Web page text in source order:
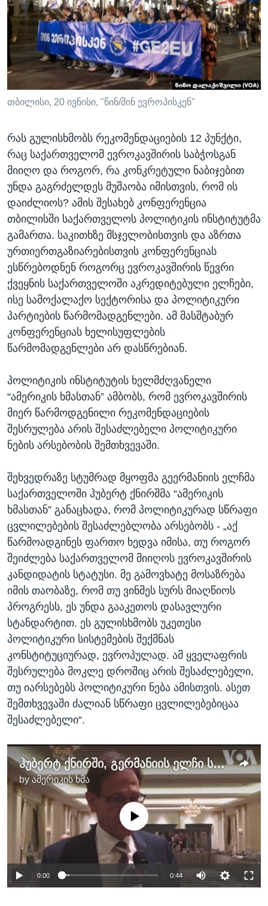
ᲡᲢᲣᲓᲘᲐ ᲕᲐᲨᲘᲜᲒᲢᲝᲜᲘ
ᲔᲙᲝᲜᲝᲛᲘᲙᲐ
ᲯᲐᲜᲛᲠᲗᲔᲚᲝᲑᲐ
ᲛᲔᲪᲜᲘᲔᲠᲔᲑᲐ
ᲘᲜᲢᲔᲠᲕᲘᲣ
ᲙᲣᲚᲢᲣᲠᲐ
ᲓᲔᲖᲘᲜᲤᲝᲠᲛᲐᲪᲘᲐ
Learning English
ᲗᲕᲐᲚᲘ ᲒᲕᲐᲓᲔᲕᲜᲔᲗ
ენები
თბილისი, 20 ივნისი, "წინ/შინ ევროპისკენ"
რას გულისხმობს რეკომენდაციების 12 პუნქტი,
რაც საქართველომ ევროკავშირის საბჭოსგან
მიიღო და როგორ, რა კონკრეტული ნაბიჯებით
უნდა გაგრძელდეს მუშაობა იმისთვის, რომ ის
დაიძლიოს? ამის შესახებ კონფერენცია
თბილისში საქართველოს პოლიტიკის ინსტიტუტმა
გამართა. საკითხზე მსჯელობისთვის და აზრთა
ურთიერთგაზიარებისთვის კონფერენციას
ესწრებოდნენ როგორც ევროკავშირის წევრი
ქვეყნის საქართველოში აკრედიტებული ელჩები,
ისე სამოქალაქო სექტორისა და პოლიტიკური
პარტიების წარმომადგენლები. ამ მასშტაბურ
კონფერენციას ხელისუფლების
წარმომადგენლები არ დასწრებიან.
პოლიტიკის ინსტიტუტის ხელმძღვანელი
“ამერიკის ხმასთან” ამბობს, რომ ევროკავშირის
მიერ წარმოდგენილი რეკომენდაციების
შესრულება არის შესაძლებელი პოლიტიკური
ნების არსებობის შემთხვევაში.
შეხვედრაზე სტუმრად მყოფმა გეერმანიის ელჩმა
საქართველოში ჰუბერტ ქნირშმა “ამერიკის
ხმასთან” განაცხადა, რომ პოლიტიკურად სწრაფი
ცვლილებების შესაძლებლობა არსებობს - „აქ
წარმოადგინეს ფართო ხედვა იმისა, თუ როგორ
შეიძლება საქართველომ მიიღოს ევროკავშირის
კანდიდატის სტატუსი. მე გამოვხატე მოსაზრება
იმის თაობაზე, რომ თუ ვინმეს სურს მიაღწიოს
პროგრესს, ეს უნდა გააკეთოს დასავლური
სტანდარტით. ეს გულისხმობს უკეთესი
პოლიტიკური სისტემების შექმნას
კონსტიტუციურად, ევროპულად. ამ ყველაფრის
შესრულება მოკლე დროშიც არის შესაძლებელი,
თუ იარსებებს პოლიტიკური ნება ამისთვის. ასეთ
შემთხვევაში ძალიან სწრაფი ცვლილებებიცაა
შესაძლებელი“.
ჰუბერტ ქნირში, გერმანიის ელჩი საქართველოში
by ამერიკის ხმა
No media source currently available
0:00 0:44